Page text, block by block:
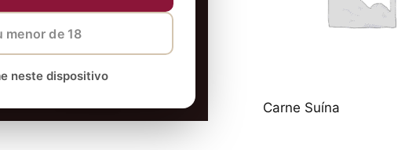
menor de 18
neste dispositivo
Chocolates Carne Suína